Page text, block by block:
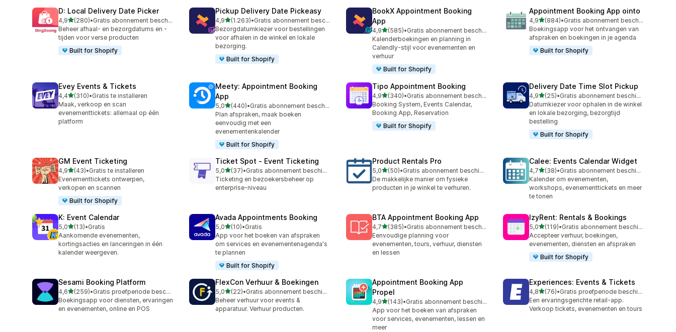
D: Local Delivery Date Picker
4,9van 5 sterren
(280)
280 recensies in totaal
•
Gratis abonnement beschikbaar
Beheer afhaal- en bezorgdatums en -
tijden voor verse producten
Built for Shopify
Pickup Delivery Date Pickeasy
4,9van 5 sterren
(1.263)
1263 recensies in totaal
•
Gratis abonnement beschikbaar
Bezorgdatumkiezer voor bestellingen
voor afhalen in de winkel en lokale
bezorging.
Built for Shopify
BookX Appointment Booking
App
4,9van 5 sterren
(585)
585 recensies in totaal
•
Gratis abonnement beschikbaar
Kalenderboekingen en planning in
Calendly-stijl voor evenementen en
verhuur
Built for Shopify
Appointment Booking App ointo
4,9van 5 sterren
(884)
884 recensies in totaal
•
Gratis abonnement beschikbaar
Boekingsapp voor het ontvangen van
afspraken en boekingen in je agenda
Built for Shopify
Evey Events & Tickets
4,4van 5 sterren
(310)
310 recensies in totaal
•Gratis te installeren
Maak, verkoop en scan
evenementtickets: allemaal op één
platform
Meety: Appointment Booking
App
5,0van 5 sterren
(440)
440 recensies in totaal
•
Gratis abonnement beschikbaar
Plan afspraken, maak boeken
eenvoudig met een
evenementenkalender
Built for Shopify
Tipo Appointment Booking
4,9van 5 sterren
(340)
340 recensies in totaal
•
Gratis abonnement beschikbaar
Booking System, Events Calendar,
Booking App, Reservation
Built for Shopify
Delivery Date Time Slot Pickup
4,9van 5 sterren
(25)
25 recensies in totaal
•
Gratis abonnement beschikbaar
Datumkiezer voor ophalen in de winkel
en lokale bezorging, bezorgtijd
bestelling
Built for Shopify
GM Event Ticketing
4,9van 5 sterren
(43)
43 recensies in totaal
•Gratis te installeren
Evenementtickets ontwerpen,
verkopen en scannen
Built for Shopify
Ticket Spot ‑ Event Ticketing
5,0van 5 sterren
(37)
37 recensies in totaal
•
Gratis abonnement beschikbaar
Ticketing en bezoekersbeheer op
enterprise-niveau
Product Rentals Pro
5,0van 5 sterren
(50)
50 recensies in totaal
•
Gratis abonnement beschikbaar
De makkelijke manier om fysieke
producten in je winkel te verhuren.
Calee: Events Calendar Widget
4,7van 5 sterren
(38)
38 recensies in totaal
•
Gratis abonnement beschikbaar
Kalender om evenementen,
workshops, evenementtickets en meer
te tonen
K: Event Calendar
5,0van 5 sterren
(13)
13 recensies in totaal
•Gratis
Aankomende evenementen,
kortingsacties en lanceringen in één
kalender weergeven.
Avada Appointments Booking
5,0van 5 sterren
(10)
10 recensies in totaal
•Gratis
App voor het boeken van afspraken
om services en evenementenagenda's
te plannen
Built for Shopify
BTA Appointment Booking App
4,7van 5 sterren
(385)
385 recensies in totaal
•
Gratis abonnement beschikbaar
Eenvoudige planning voor
evenementen, tours, verhuur, diensten
en lessen
IzyRent: Rentals & Bookings
5,0van 5 sterren
(119)
119 recensies in totaal
•
Gratis abonnement beschikbaar
Accepteer verhuur, boekingen,
evenementen, diensten en afspraken
Built for Shopify
Sesami Booking Platform
4,6van 5 sterren
(259)
259 recensies in totaal
•
Gratis proefperiode beschikbaar
Boekingsapp voor diensten, ervaringen
en evenementen, online en POS
FlexCon Verhuur & Boekingen
5,0van 5 sterren
(22)
22 recensies in totaal
•
Gratis abonnement beschikbaar
Beheer verhuur voor events &
apparatuur. Verhuur producten.
Appointment Booking App
Propel
4,9van 5 sterren
(143)
143 recensies in totaal
•
Gratis abonnement beschikbaar
App voor het boeken van afspraken
voor services, evenementen, lessen en
meer
Experiences: Events & Tickets
4,8van 5 sterren
(76)
76 recensies in totaal
•
Gratis proefperiode beschikbaar
Een ervaringsgerichte retail-app.
Verkoop tickets, evenementen en tours